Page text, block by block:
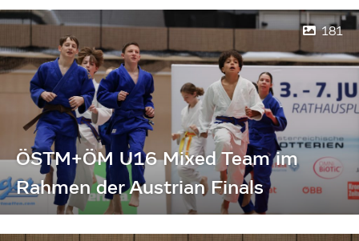
181
ÖSTM+ÖM U16 Mixed Team im
Rahmen der Austrian Finals